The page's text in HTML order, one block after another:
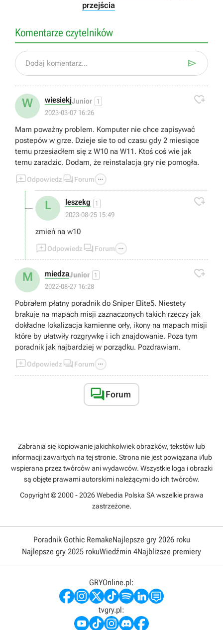
przejścia
Komentarze czytelników
Dodaj komentarz... 
W wiesiekjJunior 1
2023-03-07 16:26

Mam poważny problem. Komputer nie chce zapisywać
postepów w grze. Dzieje sie to od czasu gdy 2 miesiące
temu przesiadłem się z W10 na W11. Ktoś coś wie jak
temu zaradzic. Dodam, że reinstalacja gry nie pomogła.
Odpowiedz  Forum 
L leszekg 1
2023-08-25 15:49

zmień na w10
Odpowiedz  Forum 
M miedzaJunior 1
2022-08-27 16:28

Pobrałem płatny poradnik do Sniper Elite5. Niestety
brakuje na mapach misji zaznaczonych takich rzeczy jak
dokładne lokalizacja kamienne orły, ikony na mapach misji
które by ułatwiły rozgrywkę i ich znajdowanie. Poza tym
poradnik jak najbardziej w porządku. Pozdrawiam.
Odpowiedz  Forum 
Forum
Zabrania się kopiowanie jakichkolwiek obrazków, tekstów lub
informacji zawartych na tej stronie. Strona nie jest powiązana i/lub
wspierana przez twórców ani wydawców. Wszystkie loga i obrazki
są objęte prawami autorskimi należącymi do ich twórców.
Copyright © 2000 - 2026 Webedia Polska SA wszelkie prawa
zastrzeżone.
Poradnik Gothic RemakeNajlepsze gry 2026 roku
Najlepsze gry 2025 rokuWiedźmin 4Najbliższe premiery
GRYOnline.pl:
tvgry.pl: